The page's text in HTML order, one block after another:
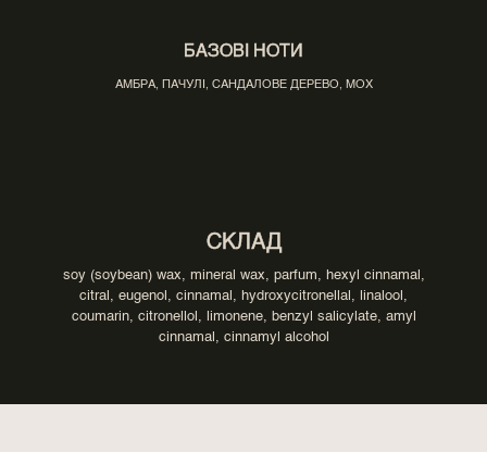
БАЗОВІ НОТИ
АМБРА, ПАЧУЛІ, САНДАЛОВЕ ДЕРЕВО, МОХ
СКЛАД
soy (soybean) wax, mineral wax, parfum, hexyl cinnamal,
citral, eugenol, cinnamal, hydroxycitronellal, linalool,
coumarin, citronellol, limonene, benzyl salicylate, amyl
cinnamal, cinnamyl alcohol